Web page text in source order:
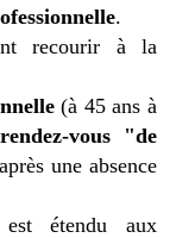
.
recourir à la
(à 45 ans à
rendez-vous "de
une absence
étendu aux